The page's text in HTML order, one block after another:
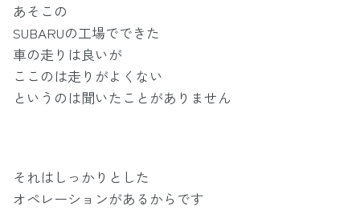
あそこの
SUBARUの工場でできた
車の走りは良いが
ここのは走りがよくない
というのは聞いたことがありません
それはしっかりとした
オペレーションがあるからです